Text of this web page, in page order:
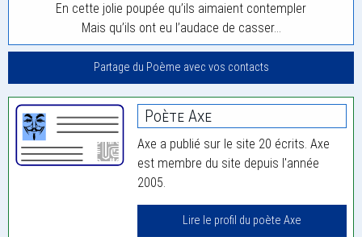
En cette jolie poupée qu’ils aimaient contempler
Mais qu’ils ont eu l’audace de casser…
Partage du Poème avec vos contacts
Poète Axe
Axe a publié sur le site 20 écrits. Axe
est membre du site depuis l'année
2005.
Lire le profil du poète Axe